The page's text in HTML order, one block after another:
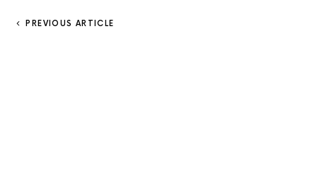
PREVIOUS ARTICLE